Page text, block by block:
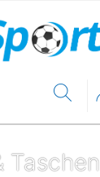
Taschen